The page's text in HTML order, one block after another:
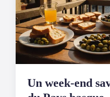
Un week-end